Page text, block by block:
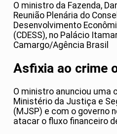
O ministro da Fazenda,
Reunião Plenária do
Desenvolvimento
(CDESS), no Palácio
Camargo/Agência Brasil
Asfixia ao crime
O ministro anunciou uma
Ministério da Justiça e
(MJSP) e com o governo
atacar o fluxo financeiro